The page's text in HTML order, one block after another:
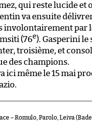
qui reste lucide et
va ensuite
involontairement par
(76e). Gasperini le
troisième, et
des champions.
ici même le 15 mai
– Romulo, Parolo, Leiva